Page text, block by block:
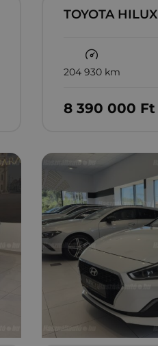
TOYOTA HILUX
204 930 km
8‏‏‎ ‎390‏‏‎ ‎000 Ft